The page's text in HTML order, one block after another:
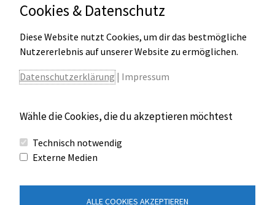
Umgebung in Form einer organisierten Aufräumaktion.
Wir freuen uns, als Schulfamilie einen Beitrag zum
Umweltschutz rund um unser Schulhaus zu leisten.
Vorheriger Beitrag Nächster Beitrag
Kontakt
Cookies & Datenschutz
Diese Website nutzt Cookies, um dir das bestmögliche
Nutzererlebnis auf unserer Website zu ermöglichen.
Datenschutzerklärung | Impressum
Wähle die Cookies, die du akzeptieren möchtest
Technisch notwendig
Externe Medien
ALLE COOKIES AKZEPTIEREN